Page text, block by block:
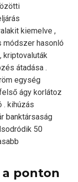
kiemelve ,
módszer hasonló
kriptovaluták
átadása .
egység
ágy korlátoz
. kihúzás
banktársaság
50
ponton